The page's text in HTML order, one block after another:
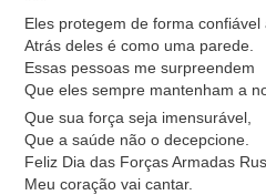
Eles protegem de forma confiável
Atrás deles é como uma parede.
Essas pessoas me surpreendem
Que eles sempre mantenham a
Que sua força seja imensurável,
Que a saúde não o decepcione.
Feliz Dia das Forças Armadas
Meu coração vai cantar.